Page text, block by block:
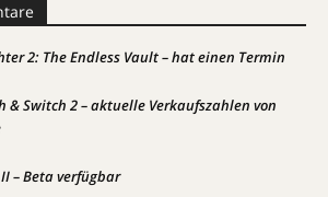
2: The Endless Vault – hat einen Termin
& Switch 2 – aktuelle Verkaufszahlen von
– Beta verfügbar